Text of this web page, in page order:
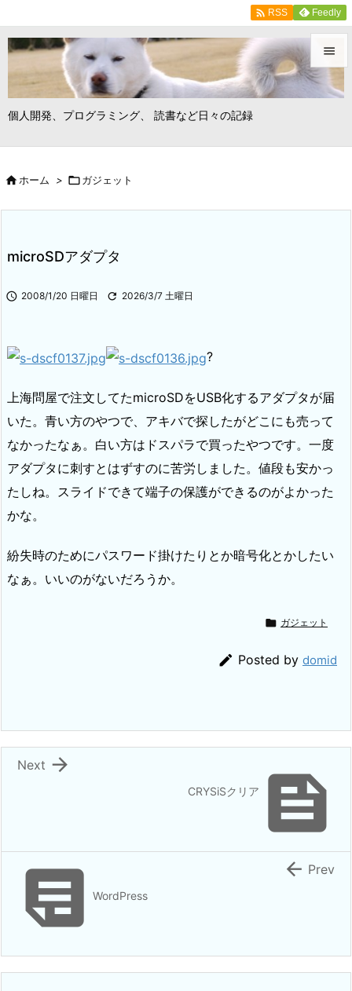
個人開発、プログラミング、 読書など日々の記録


メニュ
 RSS Feedly
ホーム > ガジェット
microSDアダプタ
 2008/1/20 日曜日  2026/3/7 土曜日
?
上海問屋で注文してたmicroSDをUSB化するアダプタが届
いた。青い方のやつで、アキバで探したがどこにも売って
なかったなぁ。白い方はドスパラで買ったやつです。一度
アダプタに刺すとはずすのに苦労しました。値段も安かっ
たしね。スライドできて端子の保護ができるのがよかった
かな。
紛失時のためにパスワード掛けたりとか暗号化とかしたい
なぁ。いいのがないだろうか。
 ガジェット
 Posted by domid

CRYSiSクリア

Next
WordPress
 Prev